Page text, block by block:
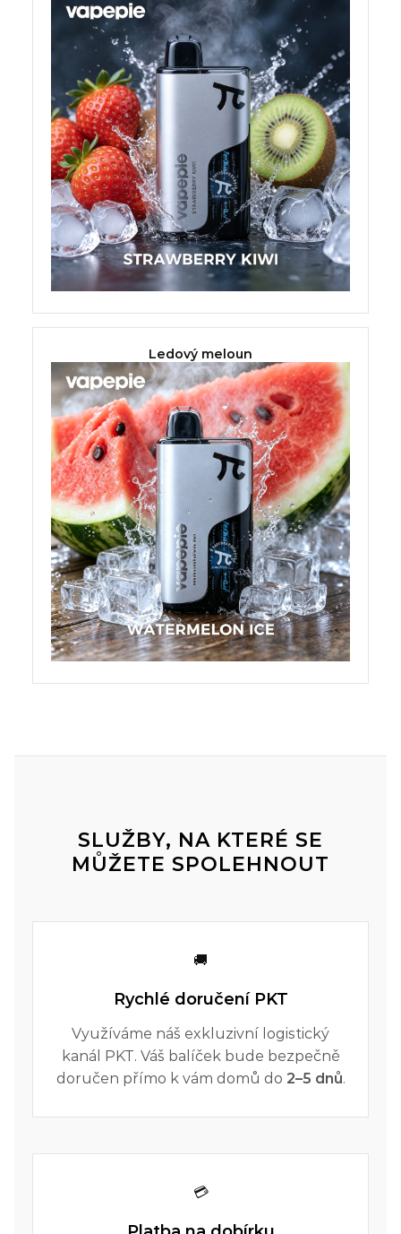
Ledový meloun
SLUŽBY, NA KTERÉ SE
MŮŽETE SPOLEHNOUT
🚚
Rychlé doručení PKT
Využíváme náš exkluzivní logistický
kanál PKT. Váš balíček bude bezpečně
doručen přímo k vám domů do 2–5 dnů.
💳